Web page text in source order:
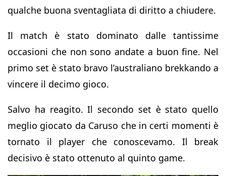
qualche buona sventagliata di diritto a chiudere.
Il match è stato dominato dalle tantissime
occasioni che non sono andate a buon fine. Nel
primo set è stato bravo l’australiano brekkando a
vincere il decimo gioco.
Salvo ha reagito. Il secondo set è stato quello
meglio giocato da Caruso che in certi momenti è
tornato il player che conoscevamo. Il break
decisivo è stato ottenuto al quinto game.